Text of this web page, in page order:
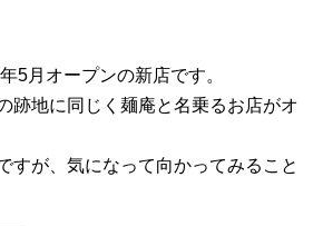
5月オープンの新店です。
跡地に同じく麺庵と名乗るお店がオ
すが、気になって向かってみること